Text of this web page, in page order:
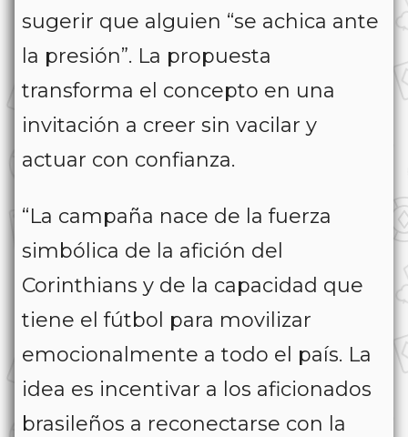
sugerir que alguien “se achica ante
la presión”. La propuesta
transforma el concepto en una
invitación a creer sin vacilar y
actuar con confianza.
“La campaña nace de la fuerza
simbólica de la afición del
Corinthians y de la capacidad que
tiene el fútbol para movilizar
emocionalmente a todo el país. La
idea es incentivar a los aficionados
brasileños a reconectarse con la